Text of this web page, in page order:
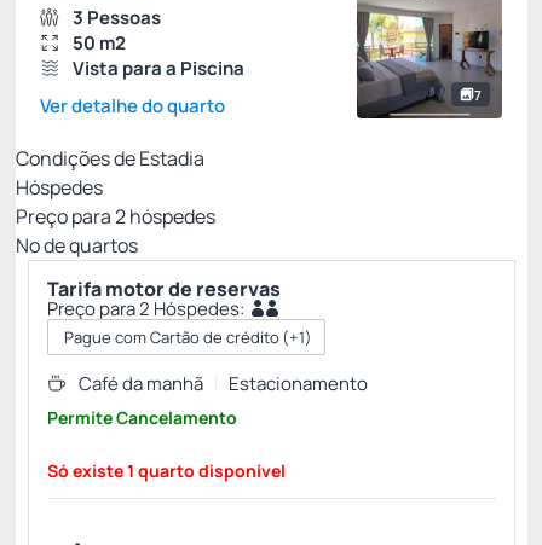
7
3 Pessoas
50 m2
Vista para a Piscina
Ver detalhe do quarto
Condições de Estadia
Hóspedes
Preço para2hóspedes
Nº de quartos
Tarifa motor de reservas
Preço para 2 Hóspedes:
Pague com Cartão de crédito(+1)
Café da manhã Estacionamento
Permite Cancelamento
Só existe 1 quarto disponível